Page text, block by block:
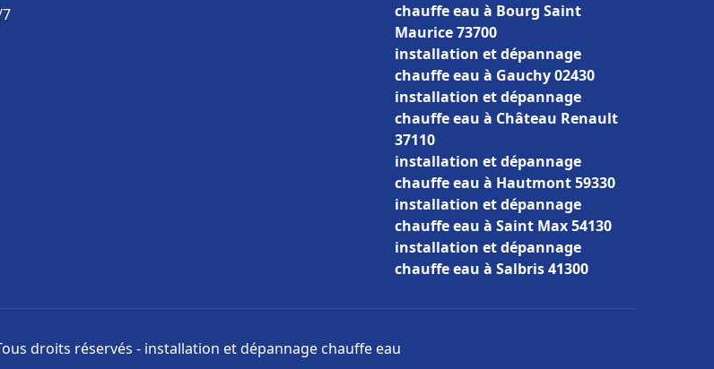
chauffe eau à Bourg Saint
Maurice 73700
installation et dépannage
chauffe eau à Gauchy 02430
installation et dépannage
chauffe eau à Château Renault
37110
installation et dépannage
chauffe eau à Hautmont 59330
installation et dépannage
chauffe eau à Saint Max 54130
installation et dépannage
chauffe eau à Salbris 41300
droits réservés - installation et dépannage chauffe eau